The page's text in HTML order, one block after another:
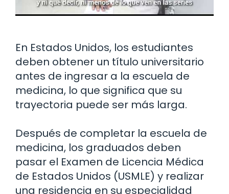
En Estados Unidos, los estudiantes
deben obtener un título universitario
antes de ingresar a la escuela de
medicina, lo que significa que su
trayectoria puede ser más larga.
Después de completar la escuela de
medicina, los graduados deben
pasar el Examen de Licencia Médica
de Estados Unidos (USMLE) y realizar
una residencia en su especialidad